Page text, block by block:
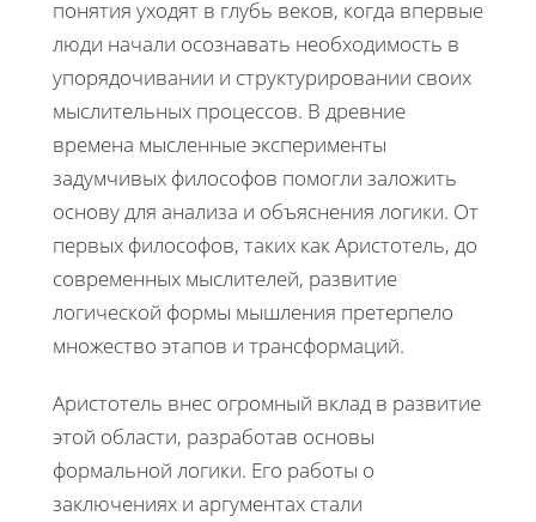
понятия уходят в глубь веков, когда впервые
люди начали осознавать необходимость в
упорядочивании и структурировании своих
мыслительных процессов. В древние
времена мысленные эксперименты
задумчивых философов помогли заложить
основу для анализа и объяснения логики. От
первых философов, таких как Аристотель, до
современных мыслителей, развитие
логической формы мышления претерпело
множество этапов и трансформаций.
Аристотель внес огромный вклад в развитие
этой области, разработав основы
формальной логики. Его работы о
заключениях и аргументах стали